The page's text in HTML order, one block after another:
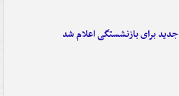
برای بازنشستگی اعلام شد